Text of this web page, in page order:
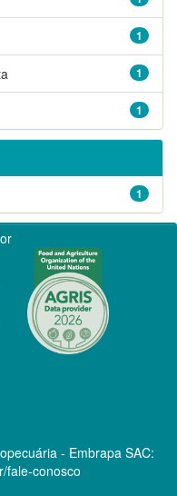
1
1
1
1
- Embrapa SAC:
fale-conosco